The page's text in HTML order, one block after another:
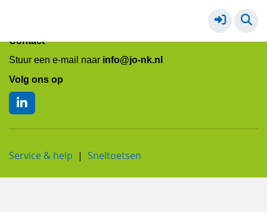
Contact
Stuur een e-mail naar info@jo-nk.nl
Volg ons op
Service & help Sneltoetsen